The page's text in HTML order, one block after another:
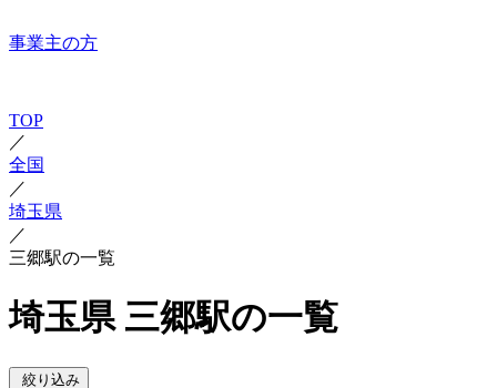
事業主の方
TOP
／
全国
／
埼玉県
／
三郷駅の一覧
埼玉県 三郷駅の一覧
絞り込み